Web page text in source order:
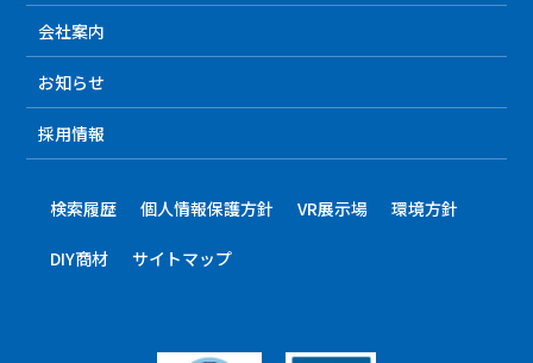
会社案内
お知らせ
採用情報
検索履歴 個人情報保護方針 VR展示場 環境方針
DIY商材 サイトマップ